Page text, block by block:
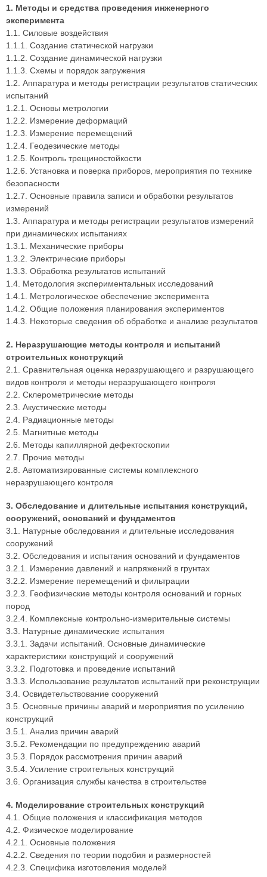
1. Методы и средства проведения инженерного
эксперимента
1.1. Силовые воздействия
1.1.1. Создание статической нагрузки
1.1.2. Создание динамической нагрузки
1.1.3. Схемы и порядок загружения
1.2. Аппаратура и методы регистрации результатов статических
испытаний
1.2.1. Основы метрологии
1.2.2. Измерение деформаций
1.2.3. Измерение перемещений
1.2.4. Геодезические методы
1.2.5. Контроль трещиностойкости
1.2.6. Установка и поверка приборов, мероприятия по технике
безопасности
1.2.7. Основные правила записи и обработки результатов
измерений
1.3. Аппаратура и методы регистрации результатов измерений
при динамических испытаниях
1.3.1. Механические приборы
1.3.2. Электрические приборы
1.3.3. Обработка результатов испытаний
1.4. Методология экспериментальных исследований
1.4.1. Метрологическое обеспечение эксперимента
1.4.2. Общие положения планирования экспериментов
1.4.3. Некоторые сведения об обработке и анализе результатов
2. Неразрушающие методы контроля и испытаний
строительных конструкций
2.1. Сравнительная оценка неразрушающего и разрушающего
видов контроля и методы неразрушающего контроля
2.2. Склерометрические методы
2.3. Акустические методы
2.4. Радиационные методы
2.5. Магнитные методы
2.6. Методы капиллярной дефектоскопии
2.7. Прочие методы
2.8. Автоматизированные системы комплексного
неразрушающего контроля
3. Обследование и длительные испытания конструкций,
сооружений, оснований и фундаментов
3.1. Натурные обследования и длительные исследования
сооружений
3.2. Обследования и испытания оснований и фундаментов
3.2.1. Измерение давлений и напряжений в грунтах
3.2.2. Измерение перемещений и фильтрации
3.2.3. Геофизические методы контроля оснований и горных
пород
3.2.4. Комплексные контрольно-измерительные системы
3.3. Натурные динамические испытания
3.3.1. Задачи испытаний. Основные динамические
характеристики конструкций и сооружений
3.3.2. Подготовка и проведение испытаний
3.3.3. Использование результатов испытаний при реконструкции
3.4. Освидетельствование сооружений
3.5. Основные причины аварий и мероприятия по усилению
конструкций
3.5.1. Анализ причин аварий
3.5.2. Рекомендации по предупреждению аварий
3.5.3. Порядок рассмотрения причин аварий
3.5.4. Усиление строительных конструкций
3.6. Организация службы качества в строительстве
4. Моделирование строительных конструкций
4.1. Общие положения и классификация методов
4.2. Физическое моделирование
4.2.1. Основные положения
4.2.2. Сведения по теории подобия и размерностей
4.2.3. Специфика изготовления моделей